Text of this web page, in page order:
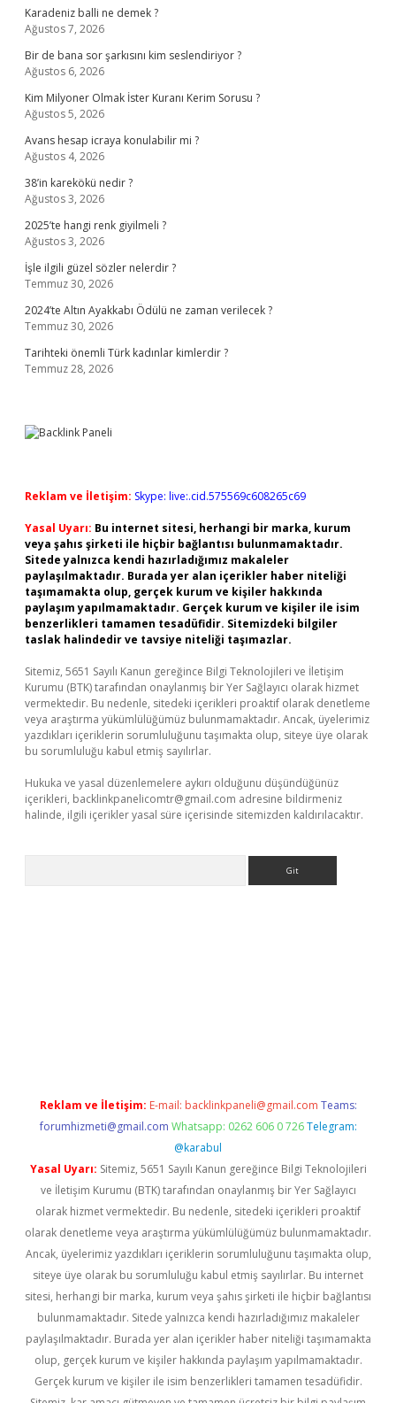
Karadeniz balli ne demek ?
Ağustos 7, 2026
Bir de bana sor şarkısını kim seslendiriyor ?
Ağustos 6, 2026
Kim Milyoner Olmak İster Kuranı Kerim Sorusu ?
Ağustos 5, 2026
Avans hesap icraya konulabilir mi ?
Ağustos 4, 2026
38’in karekökü nedir ?
Ağustos 3, 2026
2025’te hangi renk giyilmeli ?
Ağustos 3, 2026
İşle ilgili güzel sözler nelerdir ?
Temmuz 30, 2026
2024’te Altın Ayakkabı Ödülü ne zaman verilecek ?
Temmuz 30, 2026
Tarihteki önemli Türk kadınlar kimlerdir ?
Temmuz 28, 2026
Reklam ve İletişim: Skype: live:.cid.575569c608265c69
Yasal Uyarı: Bu internet sitesi, herhangi bir marka, kurum
veya şahıs şirketi ile hiçbir bağlantısı bulunmamaktadır.
Sitede yalnızca kendi hazırladığımız makaleler
paylaşılmaktadır. Burada yer alan içerikler haber niteliği
taşımamakta olup, gerçek kurum ve kişiler hakkında
paylaşım yapılmamaktadır. Gerçek kurum ve kişiler ile isim
benzerlikleri tamamen tesadüfidir. Sitemizdeki bilgiler
taslak halindedir ve tavsiye niteliği taşımazlar.
Sitemiz, 5651 Sayılı Kanun gereğince Bilgi Teknolojileri ve İletişim
Kurumu (BTK) tarafından onaylanmış bir Yer Sağlayıcı olarak hizmet
vermektedir. Bu nedenle, sitedeki içerikleri proaktif olarak denetleme
veya araştırma yükümlülüğümüz bulunmamaktadır. Ancak, üyelerimiz
yazdıkları içeriklerin sorumluluğunu taşımakta olup, siteye üye olarak
bu sorumluluğu kabul etmiş sayılırlar.
Hukuka ve yasal düzenlemelere aykırı olduğunu düşündüğünüz
içerikleri, backlinkpanelicomtr@gmail.com adresine bildirmeniz
halinde, ilgili içerikler yasal süre içerisinde sitemizden kaldırılacaktır.
Reklam ve İletişim: E-mail: backlinkpaneli@gmail.com Teams:
forumhizmeti@gmail.com Whatsapp: 0262 606 0 726 Telegram:
@karabul
Yasal Uyarı: Sitemiz, 5651 Sayılı Kanun gereğince Bilgi Teknolojileri
ve İletişim Kurumu (BTK) tarafından onaylanmış bir Yer Sağlayıcı
olarak hizmet vermektedir. Bu nedenle, sitedeki içerikleri proaktif
olarak denetleme veya araştırma yükümlülüğümüz bulunmamaktadır.
Ancak, üyelerimiz yazdıkları içeriklerin sorumluluğunu taşımakta olup,
siteye üye olarak bu sorumluluğu kabul etmiş sayılırlar. Bu internet
sitesi, herhangi bir marka, kurum veya şahıs şirketi ile hiçbir bağlantısı
bulunmamaktadır. Sitede yalnızca kendi hazırladığımız makaleler
paylaşılmaktadır. Burada yer alan içerikler haber niteliği taşımamakta
olup, gerçek kurum ve kişiler hakkında paylaşım yapılmamaktadır.
Gerçek kurum ve kişiler ile isim benzerlikleri tamamen tesadüfidir.